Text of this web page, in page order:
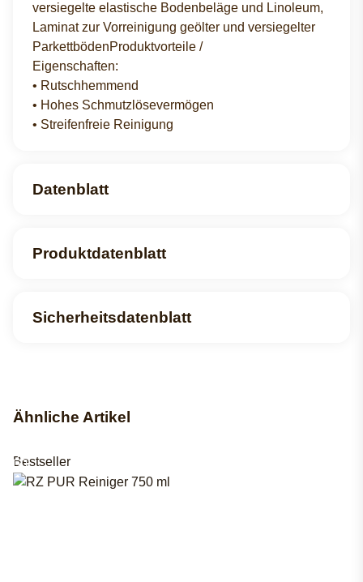
versiegelte elastische Bodenbeläge und Linoleum,
Laminat zur Vorreinigung geölter und versiegelter
ParkettbödenProduktvorteile /
Eigenschaften:
• Rutschhemmend
• Hohes Schmutzlösevermögen
• Streifenfreie Reinigung
Datenblatt
Produktdatenblatt
Sicherheitsdatenblatt
Ähnliche Artikel
Bestseller